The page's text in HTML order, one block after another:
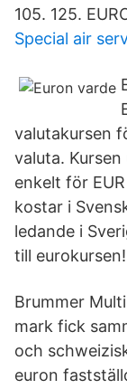
105. 125.
Special air
valutakursen
valuta.
enkelt för
kostar i
ledande i
till eurokursen!
Brummer
mark fick
och
euron